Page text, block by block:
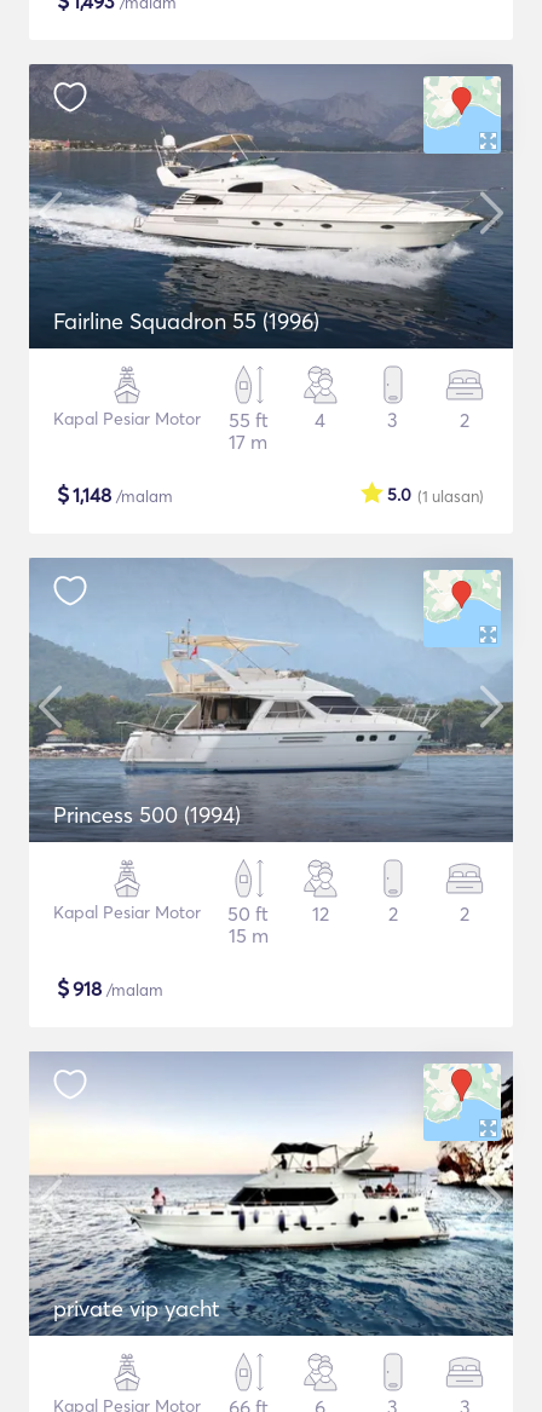
Fairline Squadron 55 (1996)
Kapal Pesiar Motor
55 ft
17 m
4 3 2
$1,148 /malam (1 ulasan)
5.0
Princess 500 (1994)
Kapal Pesiar Motor
50 ft
15 m
12 2 2
$918 /malam
private vip yacht
Kapal Pesiar Motor
66 ft
6 3 3